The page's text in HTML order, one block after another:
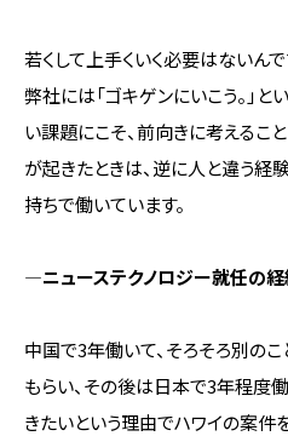
若くして上手くいく必要はないんで
弊社には「ゴキゲンにいこう。」
い課題にこそ、前向きに考えるこ
が起きたときは、逆に人と違う経
持ちで働いています。
―ニューステクノロジー就任の経
中国で3年働いて、そろそろ別の
もらい、その後は日本で3年程度
きたいという理由でハワイの案